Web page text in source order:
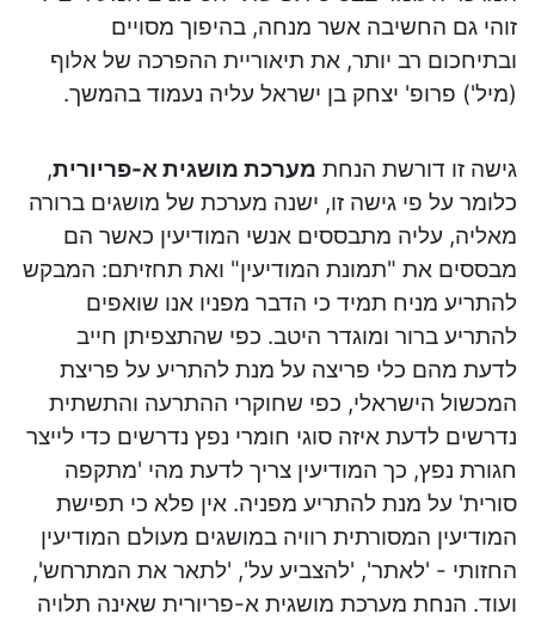
זוהי גם החשיבה אשר מנחה, בהיפוך מסויים
ובתיחכום רב יותר, את תיאוריית ההפרכה של אלוף
(מיל') פרופ' יצחק בן ישראל עליה נעמוד בהמשך.
גישה זו דורשת הנחת מערכת מושגית א-פריורית,
כלומר על פי גישה זו, ישנה מערכת של מושגים ברורה
מאליה, עליה מתבססים אנשי המודיעין כאשר הם
מבססים את "תמונת המודיעין" ואת תחזיתם: המבקש
להתריע מניח תמיד כי הדבר מפניו אנו שואפים
להתריע ברור ומוגדר היטב. כפי שהתצפיתן חייב
לדעת מהם כלי פריצה על מנת להתריע על פריצת
המכשול הישראלי, כפי שחוקרי ההתרעה והתשתית
נדרשים לדעת איזה סוגי חומרי נפץ נדרשים כדי לייצר
חגורת נפץ, כך המודיעין צריך לדעת מהי 'מתקפה
סורית' על מנת להתריע מפניה. אין פלא כי תפישת
המודיעין המסורתית רוויה במושגים מעולם המודיעין
החזותי - 'לאתר', 'להצביע על', 'לתאר את המתרחש',
ועוד. הנחת מערכת מושגית א-פריורית שאינה תלויה